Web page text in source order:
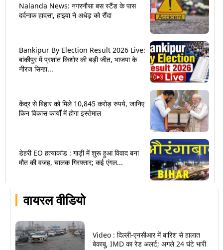
वायरल वीडियो
Video : दिल्ली-एनसीआर में बारिश से हालात
बेकाबू, IMD का रेड अलर्ट; अगले 24 घंटे भारी
Nalanda News: नगरनौसा बस स्टैंड के पास
दर्दनाक हादसा, हाइवा ने अधेड़ को रौंदा
Bankipur By Election Result 2026 Live:
बांकीपुर में प्रशांत किशोर की बड़ी जीत, भाजपा के
नीरज सिन्हा...
केंद्र से बिहार को मिले 10,845 करोड़ रुपये, जानिए
किन विकास कार्यों में होगा इस्तेमाल
डेहरी EO हत्याकांड : गाड़ी में शुरू हुआ विवाद बना
मौत की वजह, चालक गिरफ्तार; कई एंगल...